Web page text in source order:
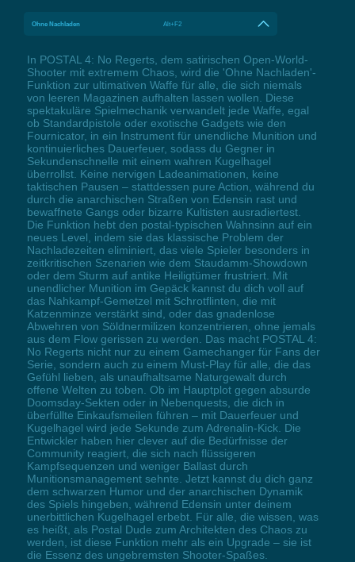
Ohne Nachladen Alt+F2
In POSTAL 4: No Regerts, dem satirischen Open-World-
Shooter mit extremem Chaos, wird die 'Ohne Nachladen'-
Funktion zur ultimativen Waffe für alle, die sich niemals
von leeren Magazinen aufhalten lassen wollen. Diese
spektakuläre Spielmechanik verwandelt jede Waffe, egal
ob Standardpistole oder exotische Gadgets wie den
Fournicator, in ein Instrument für unendliche Munition und
kontinuierliches Dauerfeuer, sodass du Gegner in
Sekundenschnelle mit einem wahren Kugelhagel
überrollst. Keine nervigen Ladeanimationen, keine
taktischen Pausen – stattdessen pure Action, während du
durch die anarchischen Straßen von Edensin rast und
bewaffnete Gangs oder bizarre Kultisten ausradiertest.
Die Funktion hebt den postal-typischen Wahnsinn auf ein
neues Level, indem sie das klassische Problem der
Nachladezeiten eliminiert, das viele Spieler besonders in
zeitkritischen Szenarien wie dem Staudamm-Showdown
oder dem Sturm auf antike Heiligtümer frustriert. Mit
unendlicher Munition im Gepäck kannst du dich voll auf
das Nahkampf-Gemetzel mit Schrotflinten, die mit
Katzenminze verstärkt sind, oder das gnadenlose
Abwehren von Söldnermilizen konzentrieren, ohne jemals
aus dem Flow gerissen zu werden. Das macht POSTAL 4:
No Regerts nicht nur zu einem Gamechanger für Fans der
Serie, sondern auch zu einem Must-Play für alle, die das
Gefühl lieben, als unaufhaltsame Naturgewalt durch
offene Welten zu toben. Ob im Hauptplot gegen absurde
Doomsday-Sekten oder in Nebenquests, die dich in
überfüllte Einkaufsmeilen führen – mit Dauerfeuer und
Kugelhagel wird jede Sekunde zum Adrenalin-Kick. Die
Entwickler haben hier clever auf die Bedürfnisse der
Community reagiert, die sich nach flüssigeren
Kampfsequenzen und weniger Ballast durch
Munitionsmanagement sehnte. Jetzt kannst du dich ganz
dem schwarzen Humor und der anarchischen Dynamik
des Spiels hingeben, während Edensin unter deinem
unerbittlichen Kugelhagel erbebt. Für alle, die wissen, was
es heißt, als Postal Dude zum Architekten des Chaos zu
werden, ist diese Funktion mehr als ein Upgrade – sie ist
die Essenz des ungebremsten Shooter-Spaßes.